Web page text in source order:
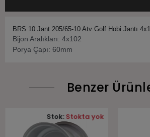
BRS 10 Jant 205/65-10 Atv Golf Hobi Jantı
Bijon Aralıkları: 4x102
Porya Çapı: 60mm
Benzer
Stok:Stokta yok